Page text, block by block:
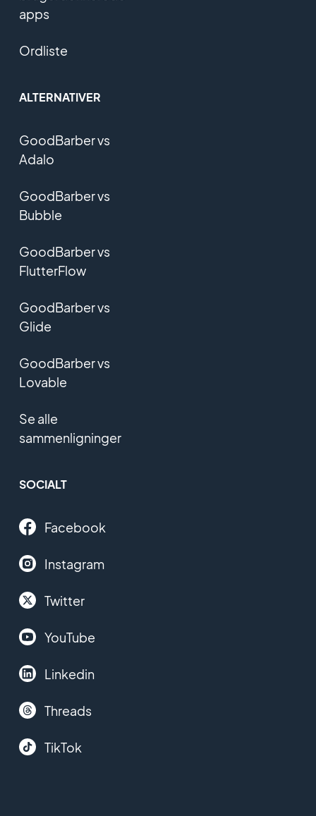
apps
Ordliste
ALTERNATIVER
GoodBarber vs
Adalo
GoodBarber vs
Bubble
GoodBarber vs
FlutterFlow
GoodBarber vs
Glide
GoodBarber vs
Lovable
Se alle
sammenligninger
SOCIALT
Facebook
Instagram
Twitter
YouTube
Linkedin
Threads
TikTok